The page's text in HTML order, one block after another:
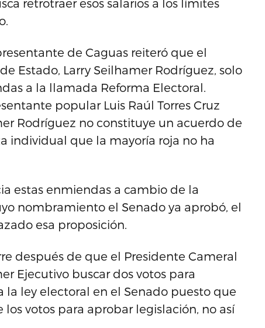
retrotraer esos salarios a los límites
de Caguas reiteró que el
Estado, Larry Seilhamer Rodríguez, solo
a la llamada Reforma Electoral.
popular Luis Raúl Torres Cruz
Rodríguez no constituye un acuerdo de
individual que la mayoría roja no ha
estas enmiendas a cambio de la
nombramiento el Senado ya aprobó, el
esa proposición.
después de que el Presidente Cameral
Ejecutivo buscar dos votos para
ley electoral en el Senado puesto que
votos para aprobar legislación, no así